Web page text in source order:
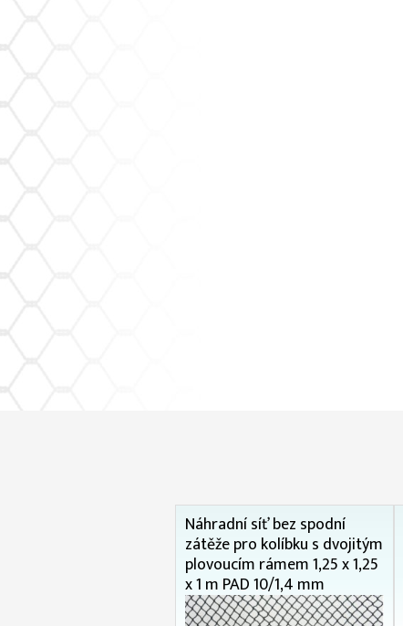
Náhradní síť bez spodní
zátěže pro kolíbku s dvojitým
plovoucím rámem 1,25 x 1,25
x 1 m PAD 10/1,4 mm